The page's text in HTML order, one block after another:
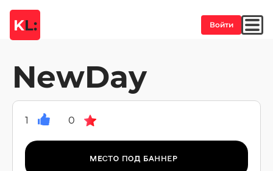
KL: Войти
NewDay
1 0